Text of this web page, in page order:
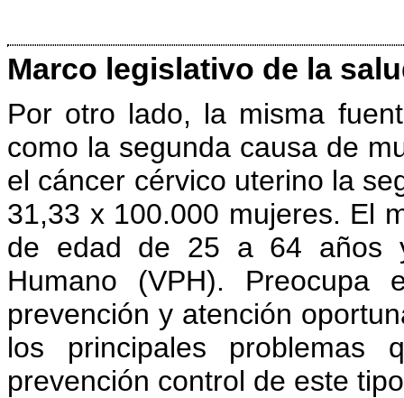
Marco legislativo de la
Por otro lado, la misma
como la segunda causa de
el cáncer cérvico uterino la
31,33 x 100.000 mujeres. El
de edad de 25 a 64 años
Humano (VPH).
prevención y atención
los principales problemas
prevención control de este